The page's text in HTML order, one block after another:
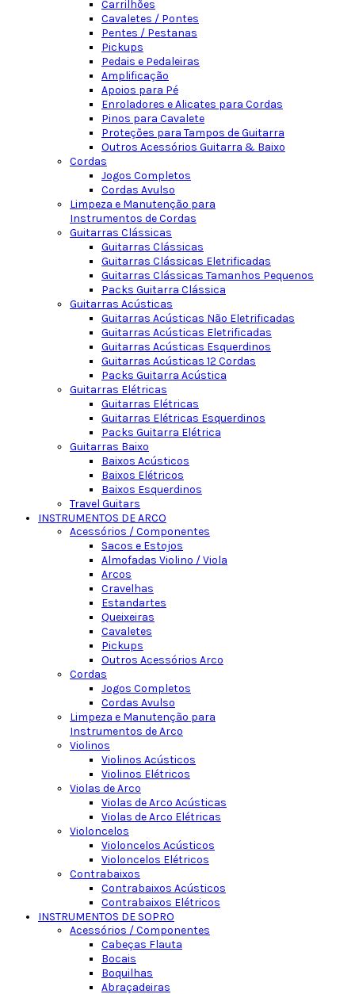
Carrilhões
Cavaletes / Pontes
Pentes / Pestanas
Pickups
Pedais e Pedaleiras
Amplificação
Apoios para Pé
Enroladores e Alicates para Cordas
Pinos para Cavalete
Proteções para Tampos de Guitarra
Outros Acessórios Guitarra & Baixo
Cordas
Jogos Completos
Cordas Avulso
Limpeza e Manutenção para
Instrumentos de Cordas
Guitarras Clássicas
Guitarras Clássicas
Guitarras Clássicas Eletrificadas
Guitarras Clássicas Tamanhos Pequenos
Packs Guitarra Clássica
Guitarras Acústicas
Guitarras Acústicas Não Eletrificadas
Guitarras Acústicas Eletrificadas
Guitarras Acústicas Esquerdinos
Guitarras Acústicas 12 Cordas
Packs Guitarra Acústica
Guitarras Elétricas
Guitarras Elétricas
Guitarras Elétricas Esquerdinos
Packs Guitarra Elétrica
Guitarras Baixo
Baixos Acústicos
Baixos Elétricos
Baixos Esquerdinos
Travel Guitars
INSTRUMENTOS DE ARCO
Acessórios / Componentes
Sacos e Estojos
Almofadas Violino / Viola
Arcos
Cravelhas
Estandartes
Queixeiras
Cavaletes
Pickups
Outros Acessórios Arco
Cordas
Jogos Completos
Cordas Avulso
Limpeza e Manutenção para
Instrumentos de Arco
Violinos
Violinos Acústicos
Violinos Elétricos
Violas de Arco
Violas de Arco Acústicas
Violas de Arco Elétricas
Violoncelos
Violoncelos Acústicos
Violoncelos Elétricos
Contrabaixos
Contrabaixos Acústicos
Contrabaixos Elétricos
INSTRUMENTOS DE SOPRO
Acessórios / Componentes
Cabeças Flauta
Bocais
Boquilhas
Abraçadeiras